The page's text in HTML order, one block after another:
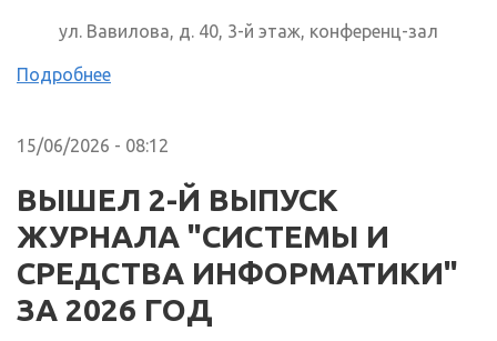
ул. Вавилова, д. 40, 3-й этаж, конференц-зал
Подробнее
15/06/2026 - 08:12
ВЫШЕЛ 2-Й ВЫПУСК
ЖУРНАЛА "СИСТЕМЫ И
СРЕДСТВА ИНФОРМАТИКИ"
ЗА 2026 ГОД